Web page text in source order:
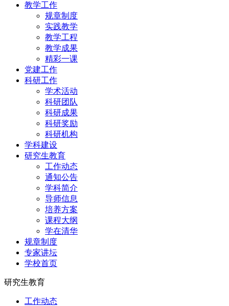
教学工作
规章制度
实践教学
教学工程
教学成果
精彩一课
党建工作
科研工作
学术活动
科研团队
科研成果
科研奖励
科研机构
学科建设
研究生教育
工作动态
通知公告
学科简介
导师信息
培养方案
课程大纲
学在清华
规章制度
专家讲坛
学校首页
研究生教育
工作动态